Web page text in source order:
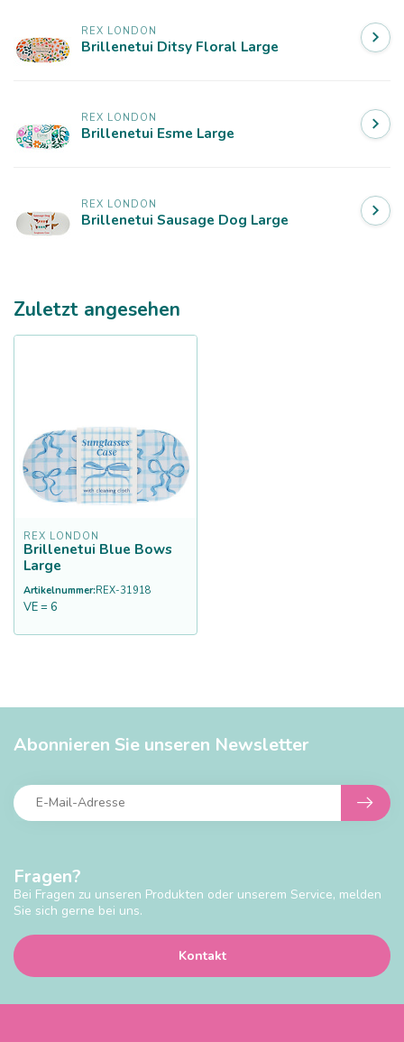
REX LONDON
Brillenetui Ditsy Floral Large
REX LONDON
Brillenetui Esme Large
REX LONDON
Brillenetui Sausage Dog Large
Zuletzt angesehen
REX LONDON
Brillenetui Blue Bows
Large
Artikelnummer:REX-31918
VE = 6
Fragen?
Bei Fragen zu unseren Produkten oder unserem Service, melden
Sie sich gerne bei uns.
Kontakt
Abonnieren Sie unseren Newsletter